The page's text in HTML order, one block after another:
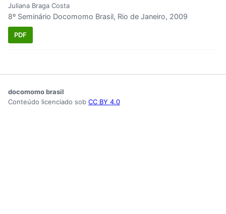
Juliana Braga Costa
8º Seminário Docomomo Brasil, Rio de Janeiro, 2009
PDF
docomomo brasil
Conteúdo licenciado sob CC BY 4.0